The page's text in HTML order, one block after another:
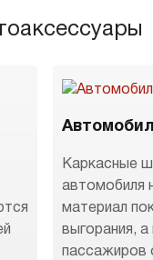
Каркасные
автомобиля
материал
выгорания, а
пассажиров